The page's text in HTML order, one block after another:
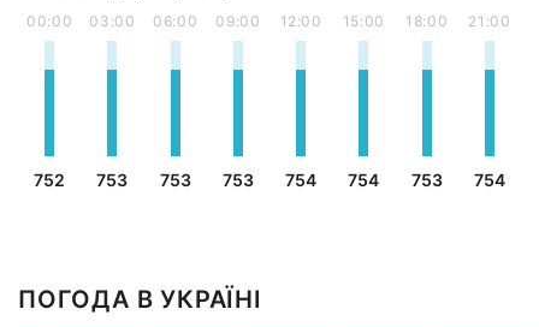
00:00
752
03:00
753
06:00
753
09:00
753
12:00
754
15:00
754
18:00
753
21:00
754
ПОГОДА В УКРАЇНІ